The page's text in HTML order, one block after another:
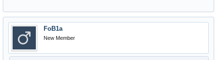
FoB1a
New Member